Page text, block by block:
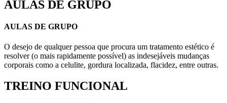
AULAS DE GRUPO
AULAS DE GRUPO
O desejo de qualquer pessoa que procura um tratamento estético é
resolver (o mais rapidamente possível) as indesejáveis mudanças
corporais como a celulite, gordura localizada, flacidez, entre outras.
TREINO FUNCIONAL